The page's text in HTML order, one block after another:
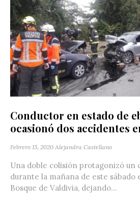
Conductor en estado de
ocasionó dos accidentes
Febrero 15, 2020 Alejandra Castellano
Una doble colisión protagonizó un
durante la mañana de este sábado
Bosque de Valdivia, dejando...